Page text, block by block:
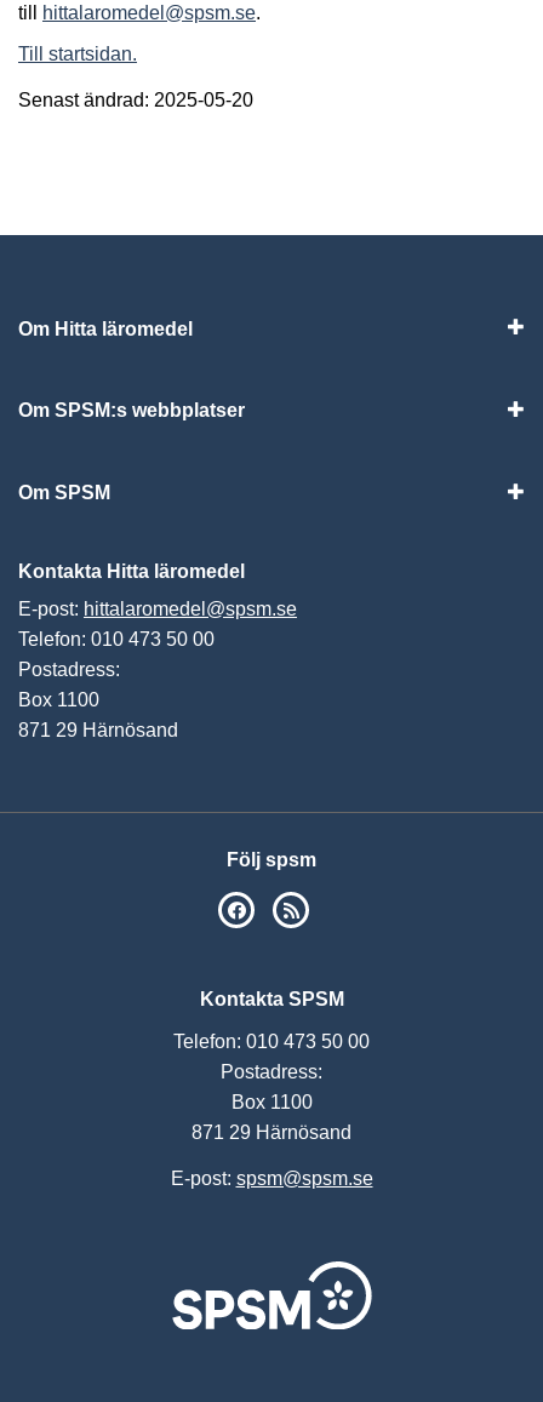
till
hittalaromedel@spsm.se.
Till startsidan.
Senast ändrad: 2025-05-20
Om Hitta läromedel
Om SPSM:s webbplatser
Om SPSM
Kontakta Hitta läromedel
E-post: hittalaromedel@spsm.se
Telefon: 010 473 50 00
Postadress:
Box 1100
871 29 Härnösand
Följ spsm
SPSM på Facebook
Kontakta SPSM
Telefon: 010 473 50 00
Postadress:
Box 1100
871 29 Härnösand
E-post: spsm@spsm.se